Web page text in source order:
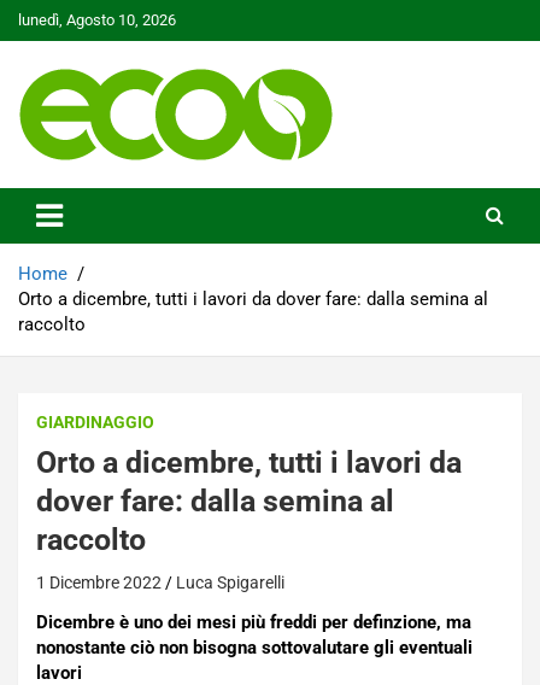
Skip
to
lunedì, Agosto 10, 2026
Ecoo.it
Home
Orto a dicembre, tutti i lavori da dover fare: dalla semina al
raccolto
GIARDINAGGIO
Orto a dicembre, tutti i lavori da
dover fare: dalla semina al
raccolto
1 Dicembre 2022 Luca Spigarelli
Dicembre è uno dei mesi più freddi per definzione, ma
nonostante ciò non bisogna sottovalutare gli eventuali
lavori